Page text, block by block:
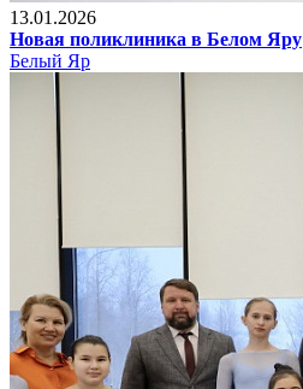
13.01.2026
Новая поликлиника в Белом Яру
Белый Яр